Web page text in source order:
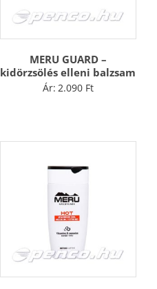
MERU GUARD –
kidörzsölés elleni balzsam
Ár: 2.090 Ft